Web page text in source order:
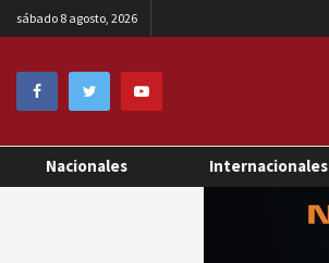
sábado 8 agosto, 2026
Nacionales Internacionales